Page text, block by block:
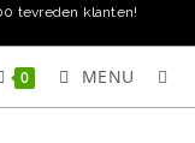
tevreden klanten!
0 MENU